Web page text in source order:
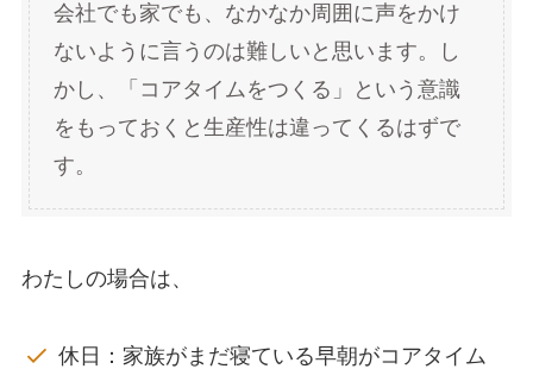
会社でも家でも、なかなか周囲に声をかけ
ないように言うのは難しいと思います。し
かし、「コアタイムをつくる」という意識
をもっておくと生産性は違ってくるはずで
す。
わたしの場合は、
休日：家族がまだ寝ている早朝がコアタイム